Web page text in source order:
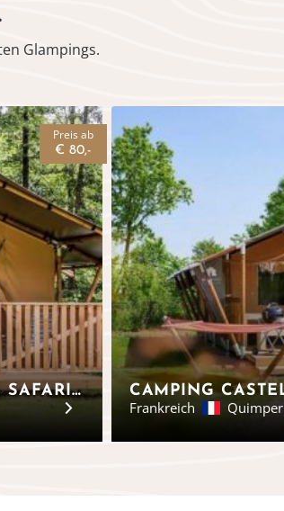
Glampings.
AGRICAMPING ROMITA - SAFARI ZELTE TOSKANA
Preis ab
€ 80,-
Frankreich Quimper